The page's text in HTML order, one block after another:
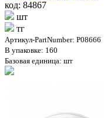
код: 84867
шт
тг
Артикул-PartNumber: P08666
В упаковке: 160
Базовая единица: шт